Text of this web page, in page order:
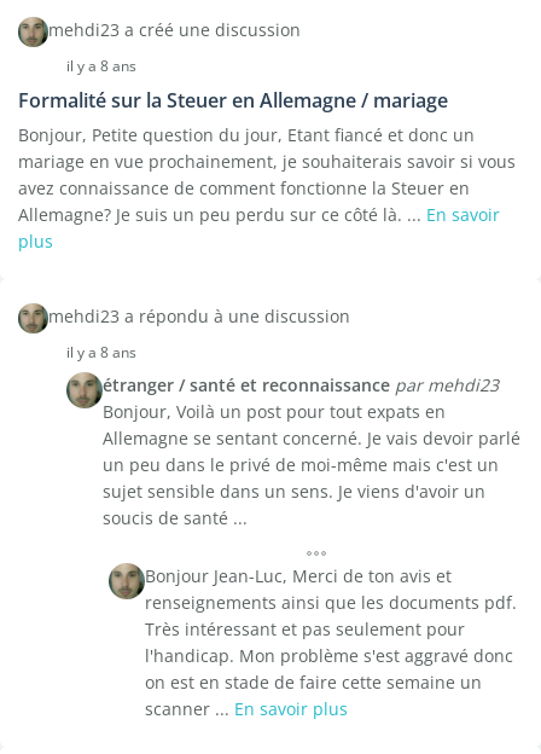
mehdi23 a créé une discussion
il y a 8 ans
Formalité sur la Steuer en Allemagne / mariage
Bonjour, Petite question du jour, Etant fiancé et donc un
mariage en vue prochainement, je souhaiterais savoir si vous
avez connaissance de comment fonctionne la Steuer en
Allemagne? Je suis un peu perdu sur ce côté là. ... En savoir
plus
mehdi23 a répondu à une discussion
il y a 8 ans
étranger / santé et reconnaissance par mehdi23
Bonjour, Voilà un post pour tout expats en
Allemagne se sentant concerné. Je vais devoir parlé
un peu dans le privé de moi-même mais c'est un
sujet sensible dans un sens. Je viens d'avoir un
soucis de santé ...
Bonjour Jean-Luc, Merci de ton avis et
renseignements ainsi que les documents pdf.
Très intéressant et pas seulement pour
l'handicap. Mon problème s'est aggravé donc
on est en stade de faire cette semaine un
scanner ... En savoir plus